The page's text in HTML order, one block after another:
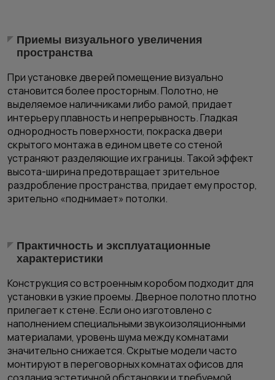
Приемы визуального увеличения
пространства
При установке дверей помещение визуально
становится более просторным. Полотно, не
выделяемое наличниками либо рамой, придает
интерьеру плавность и непрерывность. Гладкая
однородность поверхности, покраска двери
скрытого монтажа в едином цвете со стеной
устраняют разделяющие их границы. Такой эффект
высота-ширина предотвращает зрительное
раздробление пространства, придает ему простор,
зрительно «поднимает» потолки.
Практичность и эксплуатационные
характеристики
Конструкция со встроенным коробом подходит для
установки в узкие проемы.Дверное полотноплотно
прилегает к стене. Если оно изготовлено с
наполнением специальными звукоизоляционными
материалами, уровень шума между комнатами
значительно снижается. Скрытые модели часто
монтируют в переговорных комнатах офисов для
создания эстетичной обстановки и требуемой